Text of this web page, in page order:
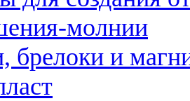
молнии
брелоки и